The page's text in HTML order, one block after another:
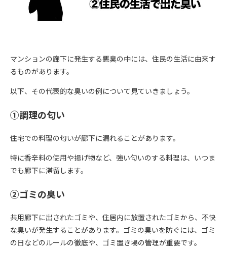
マンションの廊下に発生する悪臭の中には、住民の生活に由来す
るものがあります。
以下、その代表的な臭いの例について見ていきましょう。
①調理の匂い
住宅での料理の匂いが廊下に漏れることがあります。
特に香辛料の使用や揚げ物など、強い匂いのする料理は、いつま
でも廊下に滞留します。
②ゴミの臭い
共用廊下に出されたゴミや、住居内に放置されたゴミから、不快
な臭いが発生することがあります。ゴミの臭いを防ぐには、ゴミ
の日などのルールの徹底や、ゴミ置き場の管理が重要です。